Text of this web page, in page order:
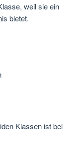
weil sie ein
bietet.
Klassen ist bei